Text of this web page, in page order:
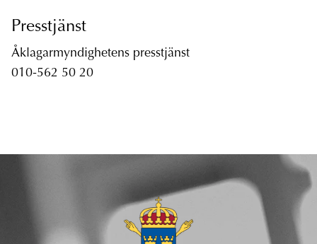
Presstjänst
Åklagarmyndighetens presstjänst
010-562 50 20